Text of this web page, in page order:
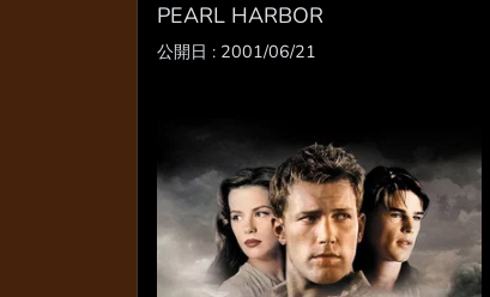
PEARL HARBOR
公開日 : 2001/06/21